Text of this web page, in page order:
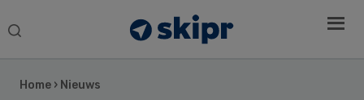
Search
Home › Nieuws
Sidebar